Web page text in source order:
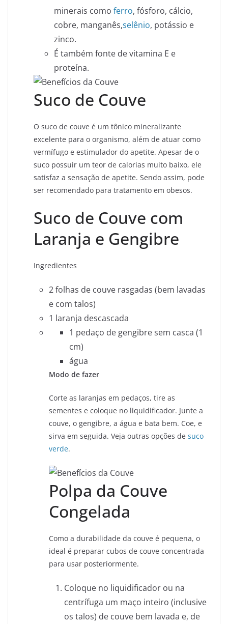
minerais como ferro, fósforo, cálcio,
cobre, manganês,selênio, potássio e
zinco.
É também fonte de vitamina E e
proteína.
Suco de Couve
O suco de couve é um tônico mineralizante
excelente para o organismo, além de atuar como
vermífugo e estimulador do apetite. Apesar de o
suco possuir um teor de calorias muito baixo, ele
satisfaz a sensação de apetite. Sendo assim, pode
ser recomendado para tratamento em obesos.
Suco de Couve com
Laranja e Gengibre
Ingredientes
2 folhas de couve rasgadas (bem lavadas
e com talos)
1 laranja descascada
1 pedaço de gengibre sem casca (1
cm)
água
Modo de fazer
Corte as laranjas em pedaços, tire as
sementes e coloque no liquidificador. Junte a
couve, o gengibre, a água e bata bem. Coe, e
sirva em seguida. Veja outras opções de suco
verde.
Polpa da Couve
Congelada
Como a durabilidade da couve é pequena, o
ideal é preparar cubos de couve concentrada
para usar posteriormente.
Coloque no liquidificador ou na
centrífuga um maço inteiro (inclusive
os talos) de couve bem lavada e, de